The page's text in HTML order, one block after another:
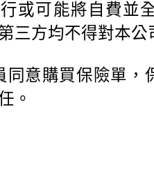
或可能將自費並
三方均不得對本公
同意購買保險單，
。